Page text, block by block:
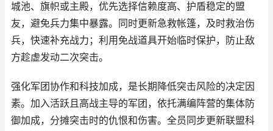
城池、旗帜或主殿，优先选择信赖度高、护盾稳定的盟
友，避免兵力集中暴露。同时更新急救帐篷，及时救治伤
兵，快速补充战力；利用免战道具开始临时保护，防止敌
方趁虚发动二次突击。
强化军团协作和科技加成，是长期降低突击风险的决定因
素。加入活跃且高战主导的军团，依托满编阵营的集体防
御加成，分摊突击时的仇恨和伤害。全员同步更新联盟科